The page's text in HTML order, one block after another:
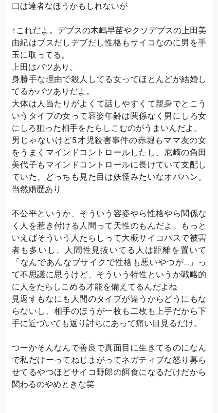
口は達者なほうかもしれないが
↑これだよ。デブスの木嶋早苗やクソデブスの上田美
由紀はブスだしデブだし性格もサイコなのに男を手
玉に取ってる。
上田はバツあり。
身勝手な理由で殺人してる女ってほとんどが結婚し
てるかバツありだよ。
大体は人当たりがよくて話しやすくて親身でとこう
いうタイプの女って容姿年齢は関係なく男にしろ女
にしろ狙った相手をたらしこむのがうまいんだよ。
男じゃないけど5才児殺害事件の赤堀もママ友の女
をうまくマインドコントロールしたし、尼崎の角田
美代子もマインドコントロールに長けていて支配し
ていた。どっちも見た目は妖怪みたいなオバハン。
当然婚歴あり
不公平というか、そういう容姿やら性格やら関係な
く人を惹き付ける人間って天性のもんだよ。もっと
いえばそういう人たらしって大概サイコパスで被害
者も多いし、人間性見抜いてる人は距離を置いて
「なんであんなブサイクで性格も悪いやつが…」っ
て不思議に思うけど、そういう特性というか戦略的
に人をたらしこめる才能を備えてるんだよね
見返すもなにも人間のタイプが違うからどうにもな
らないし、相手のほうが一枚も二枚も上手だから下
手に近づいても返り討ちにあって痛い目見るだけ。
つーかそんなんで善良で真面目に生きてるのになん
で私だけーってねじまがってネガティブな怒り募ら
せてるやつほどサイコ野郎の餌食になるだけだから
関わるのやめときな笑